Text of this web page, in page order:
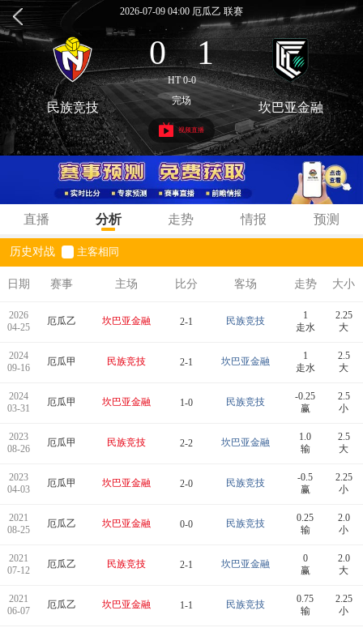
2026-07-09 04:00 厄瓜乙 联赛
0 : 1
HT 0-0
民族竞技 完场 坎巴亚金融
视频直播
直播 分析 走势 情报 预测
历史对战 主客相同
日期 赛事 主场 比分 客场 走势 大小
2026
04-25
厄瓜乙 坎巴亚金融 2-1 民族竞技
1
走水
2.25
大
2024
09-16
厄瓜甲 民族竞技 2-1 坎巴亚金融
1
走水
2.5
大
2024
03-31
厄瓜甲 坎巴亚金融 1-0 民族竞技
-0.25
赢
2.5
小
2023
08-26
厄瓜甲 民族竞技 2-2 坎巴亚金融
1.0
输
2.5
大
2023
04-03
厄瓜甲 坎巴亚金融 2-0 民族竞技
-0.5
赢
2.25
小
2021
08-25
厄瓜乙 坎巴亚金融 0-0 民族竞技
0.25
输
2.0
小
2021
07-12
厄瓜乙 民族竞技 2-1 坎巴亚金融
0
赢
2.0
大
2021
06-07
厄瓜乙 坎巴亚金融 1-1 民族竞技
0.75
输
2.25
小